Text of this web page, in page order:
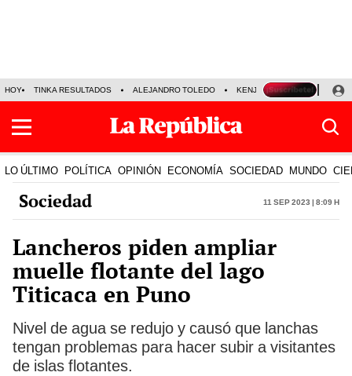
HOY TINKA RESULTADOS ALEJANDRO TOLEDO KENJI FUJIMORI
LO ÚLTIMO POLÍTICA OPINIÓN ECONOMÍA SOCIEDAD MUNDO
Sociedad 11 Sep 2023 | 8:09 h
Lancheros piden ampliar
muelle flotante del lago
Titicaca en Puno
Nivel de agua se redujo y causó que lanchas
tengan problemas para hacer subir a visitantes
de islas flotantes.